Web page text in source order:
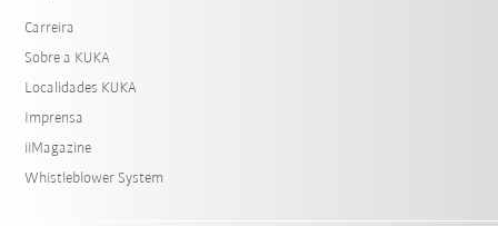
Carreira
Sobre a KUKA
Localidades KUKA
Imprensa
iiMagazine
Whistleblower System